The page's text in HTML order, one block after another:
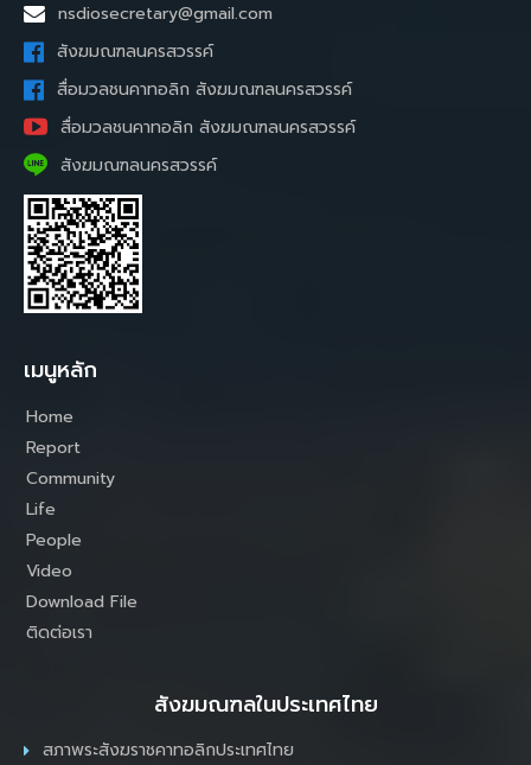
nsdiosecretary@gmail.com
สังฆมณฑลนครสวรรค์
สื่อมวลชนคาทอลิก สังฆมณฑลนครสวรรค์
สื่อมวลชนคาทอลิก สังฆมณฑลนครสวรรค์
สังฆมณฑลนครสวรรค์
เมนูหลัก
Home
Report
Community
Life
People
Video
Download File
ติดต่อเรา
สังฆมณฑลในประเทศไทย
สภาพระสังฆราชคาทอลิกประเทศไทย